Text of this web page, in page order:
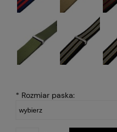
* Rozmiar paska: